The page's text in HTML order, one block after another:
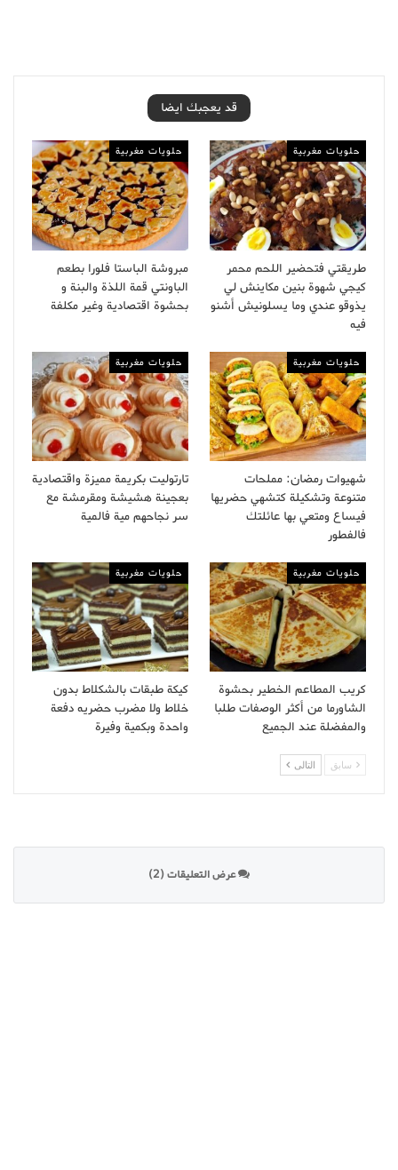
قد يعجبك ايضا
حلويات مغربية
طريقتي فتحضير اللحم محمر
كيجي شهوة بنين مكاينش لي
يذوقو عندي وما يسلونيش أشنو
فيه
حلويات مغربية
مبروشة الباستا فلورا بطعم
الباونتي قمة اللذة والبنة و
بحشوة اقتصادية وغير مكلفة
حلويات مغربية
شهيوات رمضان: مملحات
متنوعة وتشكيلة كتشهي حضريها
فيساع ومتعي بها عائلتك
فالفطور
حلويات مغربية
تارتوليت بكريمة مميزة واقتصادية
بعجينة هشيشة ومقرمشة مع
سر نجاحهم مية فالمية
حلويات مغربية
كريب المطاعم الخطير بحشوة
الشاورما من أكثر الوصفات طلبا
والمفضلة عند الجميع
حلويات مغربية
كيكة طبقات بالشكلاط بدون
خلاط ولا مضرب حضريه دفعة
واحدة وبكمية وفيرة
سابق التالى
عرض التعليقات (2)